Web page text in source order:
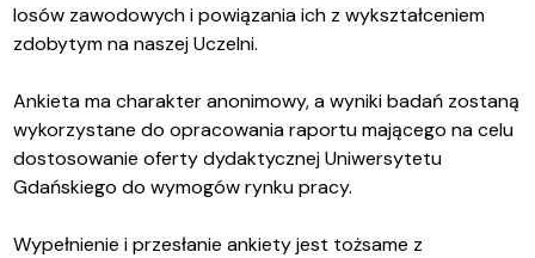
losów zawodowych i powiązania ich z wykształceniem
zdobytym na naszej Uczelni.
Ankieta ma charakter anonimowy, a wyniki badań zostaną
wykorzystane do opracowania raportu mającego na celu
dostosowanie oferty dydaktycznej Uniwersytetu
Gdańskiego do wymogów rynku pracy.
Wypełnienie i przesłanie ankiety jest tożsame z